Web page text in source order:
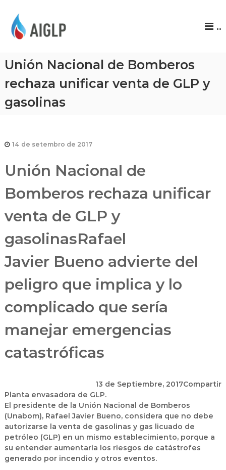
P
..
Unión Nacional de Bomberos
rechaza unificar venta de GLP y
gasolinas
14 de setembro de 2017
Unión Nacional de
Bomberos rechaza unificar
venta de GLP y
gasolinasRafael
Javier Bueno advierte del
peligro que implica y lo
complicado que sería
manejar emergencias
catastróficas
Compartir
13 de Septiembre, 2017
Planta envasadora de GLP.
El presidente de la Unión Nacional de Bomberos
(Unabom), Rafael Javier Bueno, considera que no debe
autorizarse la venta de gasolinas y gas licuado de
petróleo (GLP) en un mismo establecimiento, porque a
su entender aumentaría los riesgos de catástrofes
generado por incendio y otros eventos.